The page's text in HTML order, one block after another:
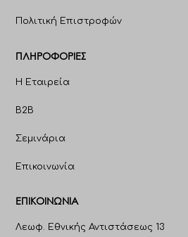
Πολιτική Επιστροφών
ΠΛΗΡΟΦΟΡΊΕΣ
Η Εταιρεία
B2B
Σεμινάρια
Επικοινωνία
ΕΠΙΚΟΙΝΩΝΊΑ
Λεωφ. Εθνικής Αντιστάσεως 13